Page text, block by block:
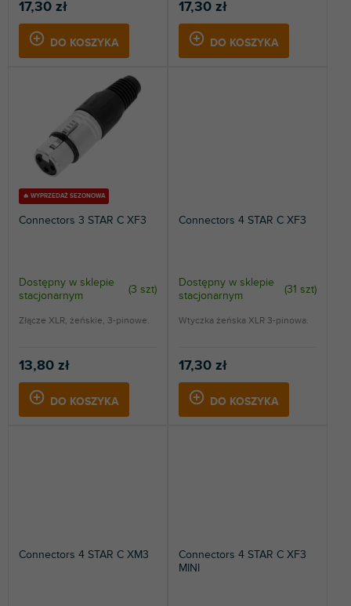
17,30 zł
DO KOSZYKA
17,30 zł
DO KOSZYKA
🔥 WYPRZEDAŻ SEZONOWA
Connectors 3 STAR C XF3
Dostępny w sklepie
stacjonarnym
(3 szt)
13,80 zł
DO KOSZYKA
Złącze XLR, żeńskie, 3-pinowe.
Connectors 4 STAR C XF3
Dostępny w sklepie
stacjonarnym
(31 szt)
17,30 zł
DO KOSZYKA
Wtyczka żeńska XLR 3-pinowa.
Connectors 4 STAR C XM3
Connectors 4 STAR C XF3
MINI